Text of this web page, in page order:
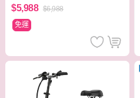
$5,988 $6,988
免運